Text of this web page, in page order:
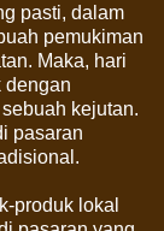
pasti, dalam
pemukiman
Maka, hari
dengan
kejutan.
pasaran
produk lokal